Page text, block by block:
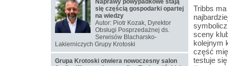
Tribbs
sceny
kolejnym
część
testuje
Naprawy powypadkowe stają
się częścią gospodarki opartej
na wiedzy
Autor: Piotr Kozak, Dyrektor
Obsługi Posprzedażnej ds.
Serwisów Blacharsko-
Lakierniczych Grupy Krotoski
Grupa Krotoski otwiera nowoczesny salon